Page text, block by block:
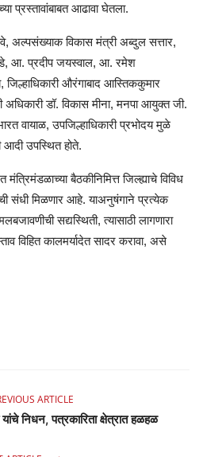
प्रस्तावांबाबत आढावा घेतला.
अल्पसंख्याक विकास मंत्री अब्दुल सत्तार,
आ. प्रदीप जयस्वाल, आ. रमेश
जिल्हाधिकारी औरंगाबाद आस्तिककुमार
अधिकारी डॉ. विकास मीना, मनपा आयुक्त जी.
वायाळ, उपजिल्हाधिकारी प्रभोदय मुळे
आदी उपस्थित होते.
बैठकीनिमित्त जिल्ह्याचे विविध
संधी मिळणार आहे. याअनुषंगाने प्रत्येक
सद्यस्थिती, त्यासाठी लागणारा
विहित कालमर्यादेत सादर करावा, असे
ARTICLE
निधन, पत्रकारिता क्षेत्रात हळहळ